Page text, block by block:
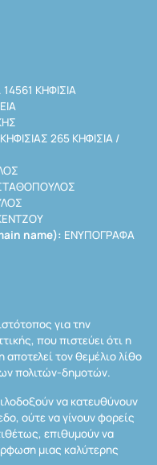
ΚΗΦΙΣΙΑ
265 ΚΗΦΙΣΙΑ /
name): ΕΝΥΠΟΓΡΑΦΑ
για την
που πιστεύει ότι η
τον θεμέλιο λίθο
πολιτών-δημοτών.
να κατευθύνουν
ούτε να γίνουν φορείς
επιθυμούν να
μιας καλύτερης